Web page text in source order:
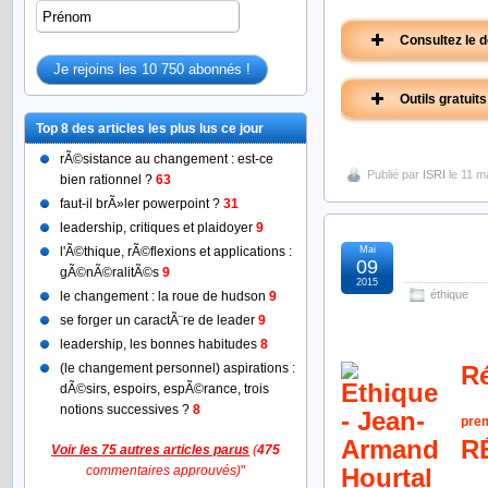
Consultez le
Outils gratuits
Publié par ISRI le 11
éthique
Mai
09
2015
Top 8 des articles les plus lus ce jour
rÃ©sistance au changement : est-ce
bien rationnel ? 63
faut-il brÃ»ler powerpoint ? 31
leadership, critiques et plaidoyer 9
l'Ã©thique, rÃ©flexions et applications :
gÃ©nÃ©ralitÃ©s 9
le changement : la roue de hudson 9
se forger un caractÃ¨re de leader 9
leadership, les bonnes habitudes 8
(le changement personnel) aspirations :
dÃ©sirs, espoirs, espÃ©rance, trois
notions successives ? 8
Voir les 75 autres articles parus (475
commentaires approuvés)"